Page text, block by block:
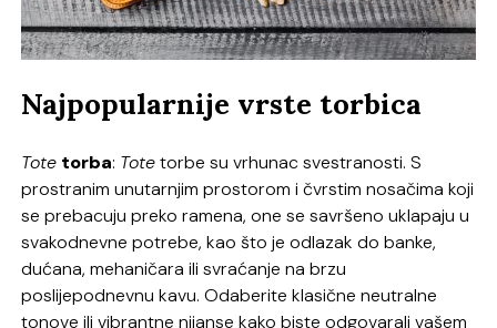
Najpopularnije vrste torbica
Tote torba: Totetorbe su vrhunac svestranosti. S
prostranim unutarnjim prostorom i čvrstim nosačima koji
se prebacuju preko ramena, one se savršeno uklapaju u
svakodnevne potrebe, kao što je odlazak do banke,
dućana, mehaničara ili svraćanje na brzu
poslijepodnevnu kavu. Odaberite klasične neutralne
tonove ili vibrantne nijanse kako biste odgovarali vašem